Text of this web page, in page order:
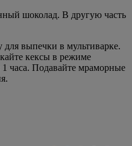
шоколад. В другую часть
выпечки в мультиварке.
кексы в режиме
часа. Подавайте мраморные